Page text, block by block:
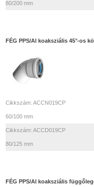
80/200 mm
FÉG PPS/Al koaksziális 45°-os
Cikkszám: ACCN019CP
60/100 mm
Cikkszám: ACCD019CP
80/125 mm
FÉG PPS/Al koaksziális